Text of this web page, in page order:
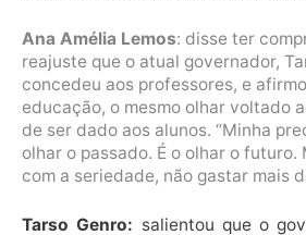
Ana Amélia Lemos: disse ter
reajuste que o atual governador,
concedeu aos professores, e
educação, o mesmo olhar voltado
de ser dado aos alunos. “Minha
olhar o passado. É o olhar o futuro.
com a seriedade, não gastar mais
Tarso Genro: salientou que o